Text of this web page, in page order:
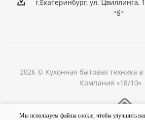
г.Екатеринбург, ул. Цвиллинга,
"б"
2026 © Кухонная бытовая техника
Компания «18/10»
Мы используем файлы cookie, чтобы улучшить